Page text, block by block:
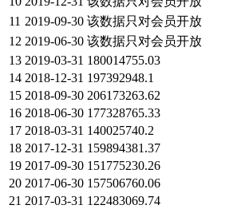
11 2019-09-30 该数据只对会员开放
12 2019-06-30 该数据只对会员开放
13 2019-03-31 180014755.03
14 2018-12-31 197392948.1
15 2018-09-30 206173263.62
16 2018-06-30 177328765.33
17 2018-03-31 140025740.2
18 2017-12-31 159894381.37
19 2017-09-30 151775230.26
20 2017-06-30 157506760.06
21 2017-03-31 122483069.74